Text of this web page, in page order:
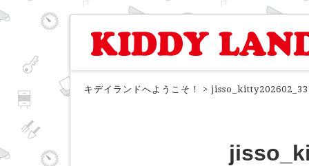
キデイランドへようこそ！ > jisso_kitty202602_33